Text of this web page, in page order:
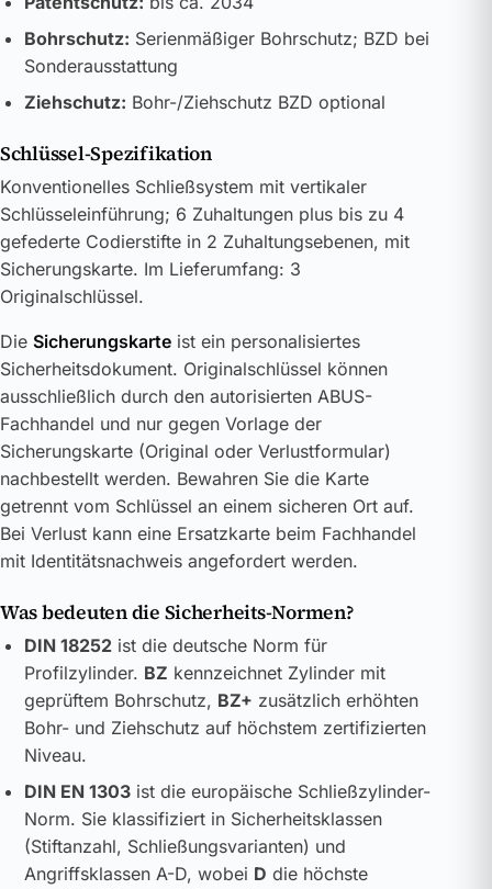
Bohrschutz: Serienmäßiger Bohrschutz; BZD bei
Sonderausstattung
Ziehschutz: Bohr-/Ziehschutz BZD optional
Schlüssel-Spezifikation
Konventionelles Schließsystem mit vertikaler
Schlüsseleinführung; 6 Zuhaltungen plus bis zu 4
gefederte Codierstifte in 2 Zuhaltungsebenen, mit
Sicherungskarte. Im Lieferumfang: 3
Originalschlüssel.
Die Sicherungskarte ist ein personalisiertes
Sicherheitsdokument. Originalschlüssel können
ausschließlich durch den autorisierten ABUS-
Fachhandel und nur gegen Vorlage der
Sicherungskarte (Original oder Verlustformular)
nachbestellt werden. Bewahren Sie die Karte
getrennt vom Schlüssel an einem sicheren Ort auf.
Bei Verlust kann eine Ersatzkarte beim Fachhandel
mit Identitätsnachweis angefordert werden.
Was bedeuten die Sicherheits-Normen?
DIN 18252ist die deutsche Norm für
Profilzylinder. BZ kennzeichnet Zylinder mit
geprüftem Bohrschutz, BZ+ zusätzlich erhöhten
Bohr- und Ziehschutz auf höchstem zertifizierten
Niveau.
DIN EN 1303ist die europäische Schließzylinder-
Norm. Sie klassifiziert in Sicherheitsklassen
(Stiftanzahl, Schließungsvarianten) und
Angriffsklassen A-D, wobei D die höchste